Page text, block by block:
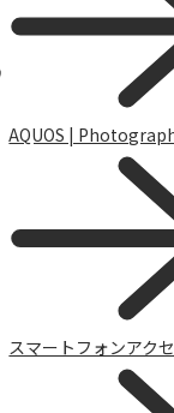
AQUOS |
スマートフォンアク